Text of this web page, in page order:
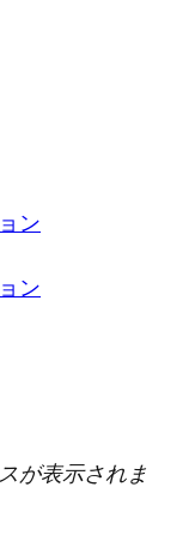
ン
ン
が表示されま